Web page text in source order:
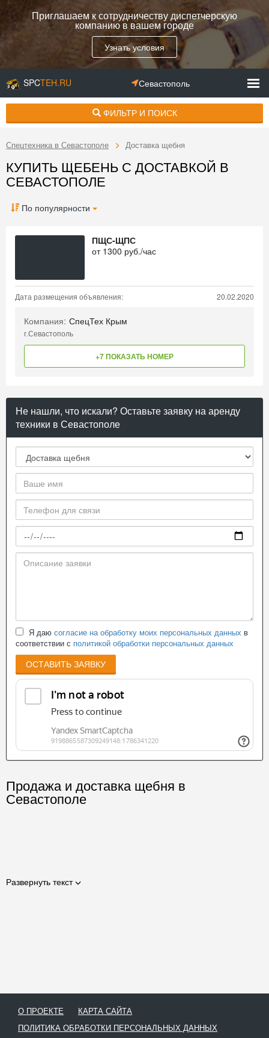
Приглашаем к сотрудничеству диспетчерскую
компанию в вашем городе
Узнать условия
SPCTEH.RU Севастополь
ФИЛЬТР И ПОИСК
Спецтехника в Севастополе Доставка щебня
КУПИТЬ ЩЕБЕНЬ С ДОСТАВКОЙ В
СЕВАСТОПОЛЕ
По популярности
ПЩС-ЩПС
от 1300 руб./час
Дата размещения объявления: 20.02.2020
Компания: СпецТех Крым
г.Севастополь
+7 ПОКАЗАТЬ НОМЕР
Не нашли, что искали? Оставьте заявку на аренду
техники в Севастополе
Я даю согласие на обработку моих персональных данных в
соответствии с политикой обработки персональных данных
ОСТАВИТЬ ЗАЯВКУ
Продажа и доставка щебня в
Севастополе
Развернуть текст
О ПРОЕКТЕ
КАРТА САЙТА
ПОЛИТИКА ОБРАБОТКИ ПЕРСОНАЛЬНЫХ ДАННЫХ